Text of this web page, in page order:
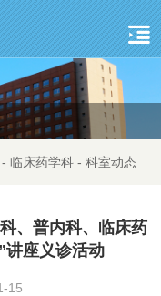
- 临床药学科 - 科室动态
、普内科、临床药
讲座义诊活动
15